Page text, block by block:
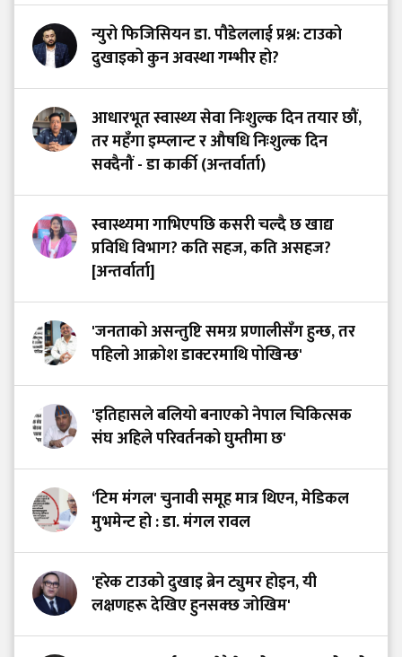
न्युरो फिजिसियन डा. पौडेललाई प्रश्न: टाउको
दुखाइको कुन अवस्था गम्भीर हो?
आधारभूत स्वास्थ्य सेवा निःशुल्क दिन तयार छौं,
तर महँगा इम्प्लान्ट र औषधि निःशुल्क दिन
सक्दैनौं - डा कार्की (अन्तर्वार्ता)
स्वास्थ्यमा गाभिएपछि कसरी चल्दै छ खाद्य
प्रविधि विभाग? कति सहज, कति असहज?
[अन्तर्वार्ता]
'जनताको असन्तुष्टि समग्र प्रणालीसँग हुन्छ, तर
पहिलो आक्रोश डाक्टरमाथि पोखिन्छ'
'इतिहासले बलियो बनाएको नेपाल चिकित्सक
संघ अहिले परिवर्तनको घुम्तीमा छ'
‘टिम मंगल' चुनावी समूह मात्र थिएन, मेडिकल
मुभमेन्ट हो : डा. मंगल रावल
'हरेक टाउको दुखाइ ब्रेन ट्युमर होइन, यी
लक्षणहरू देखिए हुनसक्छ जोखिम'